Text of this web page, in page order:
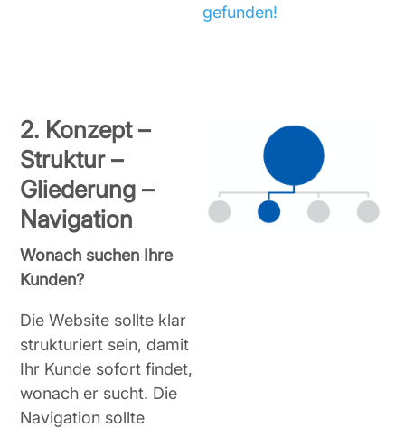
gefunden!
2. Konzept –
Struktur –
Gliederung –
Navigation
Wonach suchen Ihre
Kunden?
Die Website sollte klar
strukturiert sein, damit
Ihr Kunde sofort findet,
wonach er sucht. Die
Navigation sollte